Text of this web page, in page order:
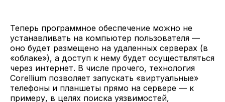
Теперь программное обеспечение можно не
устанавливать на компьютер пользователя —
оно будет размещено на удаленных серверах (в
«облаке»), а доступ к нему будет осуществляться
через интернет. В числе прочего, технология
Corellium позволяет запускать «виртуальные»
телефоны и планшеты прямо на сервере — к
примеру, в целях поиска уязвимостей,